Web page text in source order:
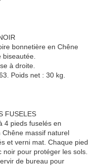
bonnetière en Chêne
à droite.
Poids net : 30 kg.
FUSELES
4 pieds fuselés en
massif naturel
et verni mat. Chaque pied
pour protéger les sols.
de bureau pour